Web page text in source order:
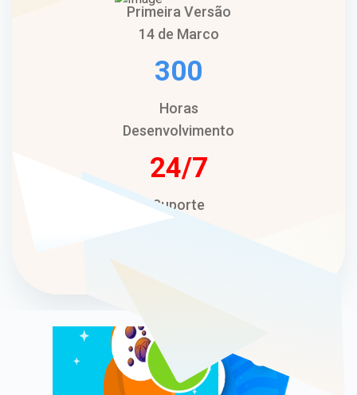
Primeira Versão
14 de Marco
300
Horas
Desenvolvimento
24
Suporte